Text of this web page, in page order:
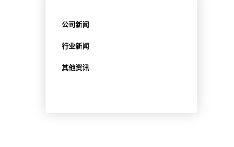
公司新闻
行业新闻
其他资讯